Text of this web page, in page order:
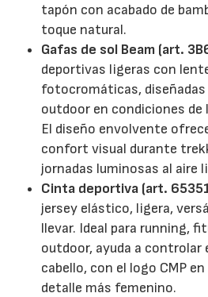
tapón con acabado de
toque natural.
Gafas de sol Beam (art.
deportivas ligeras con
fotocromáticas, diseñadas
outdoor en condiciones de
El diseño envolvente
confort visual durante
jornadas luminosas al aire
Cinta deportiva (art.
jersey elástico, ligera,
llevar. Ideal para running,
outdoor, ayuda a controlar
cabello, con el logo CMP
detalle más femenino.